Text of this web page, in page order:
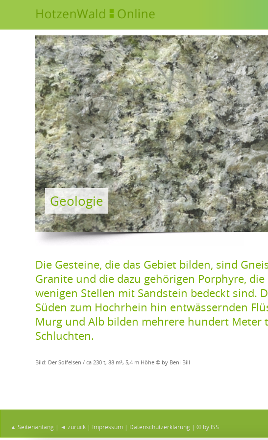
•
Geologie
Die Gesteine, die das Gebiet bilden, sind
Granite und die dazu gehörigen Porphyre,
wenigen Stellen mit Sandstein bedeckt sind.
Süden zum Hochrhein hin entwässernden
Murg und Alb bilden mehrere hundert Meter
Schluchten.
Bild: Der Solfelsen / ca 230 t, 88 m³, 5,4 m Höhe © by Beni Bill
▲ Seitenanfang | ◄ zurück | Impressum | Datenschutzerklärung | © by ISS